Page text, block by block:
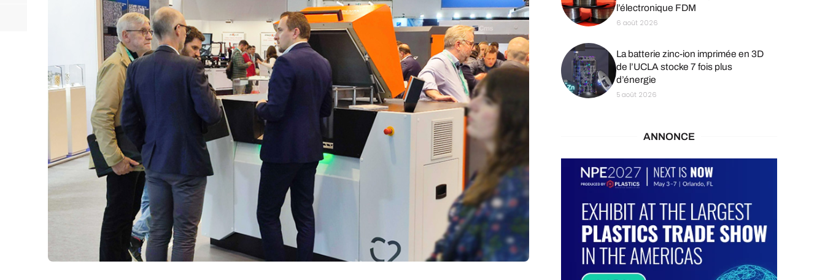
Logiciels 3D
Matériaux
Scanners 3D
l’électronique FDM
6 août 2026
La batterie zinc-ion imprimée en 3D
de l’UCLA stocke 7 fois plus
d’énergie
5 août 2026
ANNONCE